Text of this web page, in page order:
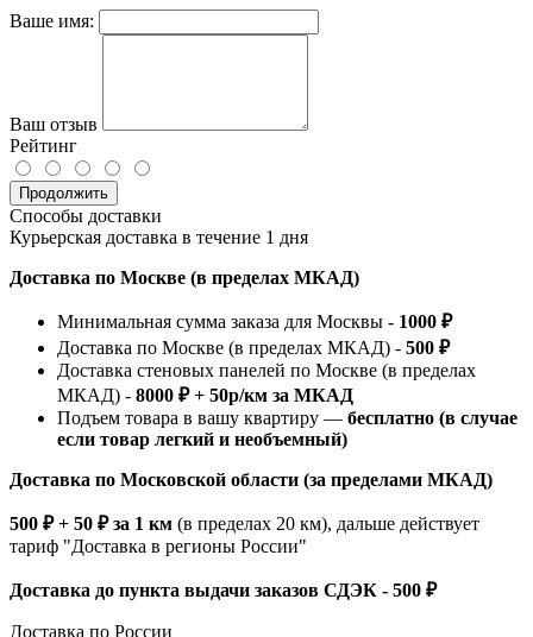
Ваше имя:
Ваш отзыв
Рейтинг
Продолжить
Способы доставки
Курьерская доставка в течение 1 дня
Доставка по Москве (в пределах МКАД)
Минимальная сумма заказа для Москвы - 1000 ₽
Доставка по Москве (в пределах МКАД) - 500 ₽
Доставка стеновых панелей по Москве (в пределах
МКАД) - 8000 ₽ + 50р/км за МКАД
Подъем товара в вашу квартиру — бесплатно (в случае
если товар легкий и необъемный)
Доставка по Московской области (за пределами МКАД)
500 ₽ + 50 ₽ за 1 км (в пределах 20 км), дальше действует
тариф "Доставка в регионы России"
Доставка до пункта выдачи заказов СДЭК - 500 ₽
Доставка по России